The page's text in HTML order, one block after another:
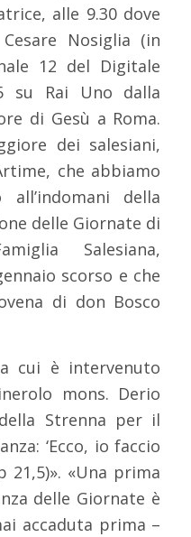
alle 9.30 dove
Cesare Nosiglia (in
12 del Digitale
su Rai Uno dalla
di Gesù a Roma.
dei salesiani,
che abbiamo
della
delle Giornate di
Salesiana,
scorso e che
di don Bosco
cui è intervenuto
mons. Derio
Strenna per il
‘Ecco, io faccio
21,5)». «Una prima
delle Giornate è
accaduta prima –